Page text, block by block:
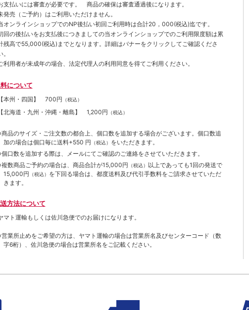
支払いには審査が必要です。 商品の確保は審査通過後になります。
発売（ご予約）はご利用いただけません。
オンラインショップでのNP後払い初回ご利用時は合計20，000(税込)迄です。
回の後払いをお支払後につきましての当オンラインショップでのご利用限度額は累
残高で55,000(税込)までとなります。詳細はバナーをクリックしてご確認くださ
。
利用者が未成年の場合、法定代理人の利用同意を得てご利用ください。
について
【本州・四国】 700円 （税込）
【北海道・九州・沖縄・離島】 1,200円 （税込）
品のサイズ・ご注文数の都合上、個口数を追加する場合がございます。個口数追
加の場合は個口毎に送料+550 円 （税込） をいただきます。
口数を追加する際は、メールにてご確認のご連絡をさせていただきます。
数商品ご予約の場合は、商品合計が15,000円 （税込） 以上であっても1回の発送で
15,000円 （税込） を下回る場合は、都度送料及び代引手数料をご請求させていただ
きます。
方法について
マト運輸もしくは佐川急便でのお届けになります。
業所止めをご希望の方は、ヤマト運輸の場合は営業所名及びセンターコード（数
字6桁）、佐川急便の場合は営業所名をご記載ください。